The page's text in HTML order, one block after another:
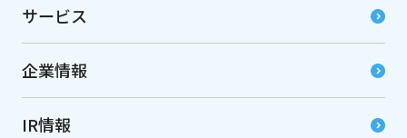
サービス
企業情報
IR情報